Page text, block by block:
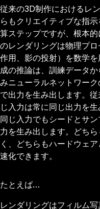
従来の3D制作におけるレ
らもクリエイティブな指
算ステップですが、根本
のレンダリングは物理プ
作用、影の投射）を数学
成の推論は、訓練データ
みニューラルネットワー
で出力を生み出します。
じ入力は常に同じ出力を
同じ入力でもシードとサ
力を生み出します。どち
く、どちらもハードウェ
速化できます。
たとえば…
レンダリングはフィルム